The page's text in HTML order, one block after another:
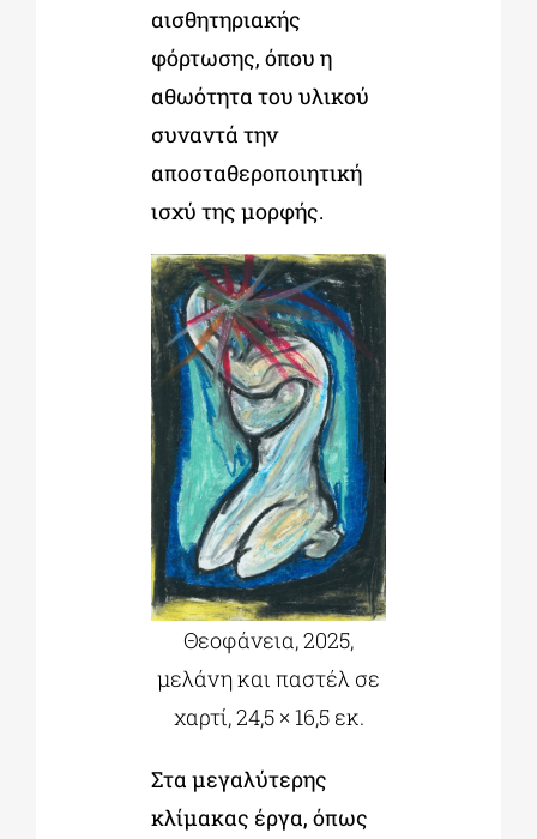
αισθητηριακής
φόρτωσης, όπου η
αθωότητα του υλικού
συναντά την
αποσταθεροποιητική
ισχύ της μορφής.
Θεοφάνεια, 2025,
μελάνη και παστέλ σε
χαρτί, 24,5 × 16,5 εκ.
Στα μεγαλύτερης
κλίμακας έργα, όπως